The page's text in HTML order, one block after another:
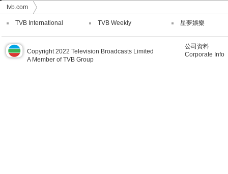
tvb.com
TVB International TVB Weekly 星夢娛樂
Copyright 2022 Television Broadcasts Limited
A Member of TVB Group
公司資料
Corporate Info